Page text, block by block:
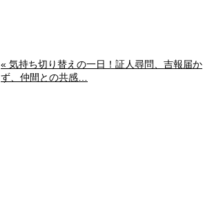
« 気持ち切り替えの一日！証人尋問、吉報届か
ず、仲間との共感…